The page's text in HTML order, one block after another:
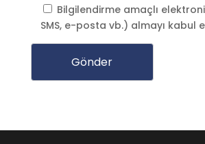
Bilgilendirme amaçlı
SMS, e-posta vb.) almayı kabul